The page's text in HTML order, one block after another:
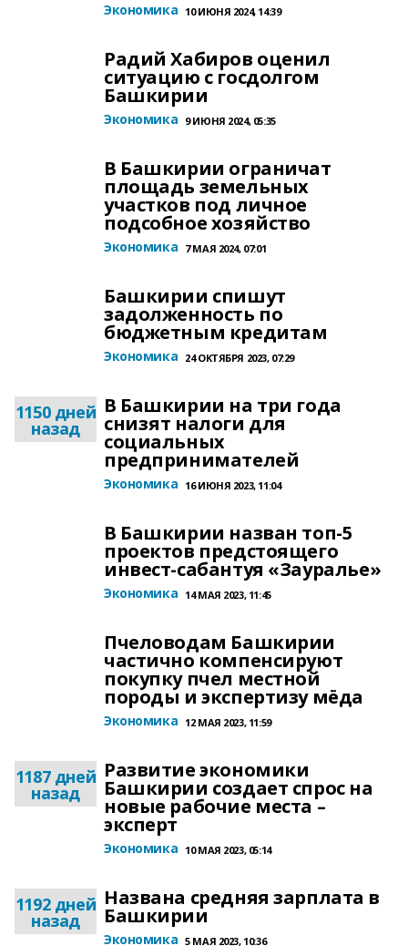
Экономика 10 ИЮНЯ 2024, 14:39
Радий Хабиров оценил
ситуацию с госдолгом
Башкирии
Экономика 9 ИЮНЯ 2024, 05:35
В Башкирии ограничат
площадь земельных
участков под личное
подсобное хозяйство
Экономика 7 МАЯ 2024, 07:01
Башкирии спишут
задолженность по
бюджетным кредитам
Экономика 24 ОКТЯБРЯ 2023, 07:29
1150 дней
назад
В Башкирии на три года
снизят налоги для
социальных
предпринимателей
Экономика 16 ИЮНЯ 2023, 11:04
В Башкирии назван топ-5
проектов предстоящего
инвест-сабантуя «Зауралье»
Экономика 14 МАЯ 2023, 11:45
Пчеловодам Башкирии
частично компенсируют
покупку пчел местной
породы и экспертизу мёда
Экономика 12 МАЯ 2023, 11:59
1187 дней
назад
Развитие экономики
Башкирии создает спрос на
новые рабочие места –
эксперт
Экономика 10 МАЯ 2023, 05:14
1192 дней
назад
Названа средняя зарплата в
Башкирии
Экономика 5 МАЯ 2023, 10:36